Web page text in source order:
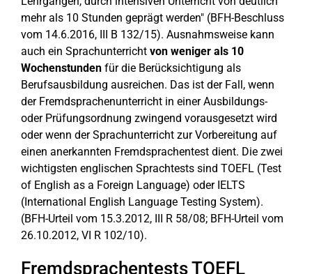
mehr als 10 Stunden geprägt werden" (BFH-Beschluss
vom 14.6.2016, III B 132/15). Ausnahmsweise kann
auch ein Sprachunterricht von weniger als 10
Wochenstunden für die Berücksichtigung als
Berufsausbildung ausreichen. Das ist der Fall, wenn
der Fremdsprachenunterricht in einer Ausbildungs-
oder Prüfungsordnung zwingend vorausgesetzt wird
oder wenn der Sprachunterricht zur Vorbereitung auf
einen anerkannten Fremdsprachentest dient. Die zwei
wichtigsten englischen Sprachtests sind TOEFL (Test
of English as a Foreign Language) oder IELTS
(International English Language Testing System).
(BFH-Urteil vom 15.3.2012, III R 58/08; BFH-Urteil vom
26.10.2012, VI R 102/10).
Fremdsprachentests TOEFL